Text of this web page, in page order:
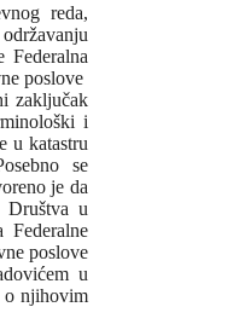
reda,
Federalna
poslove
zaključak
i
u katastru
se
je da
Društva u
Federalne
poslove
u
o njihovim